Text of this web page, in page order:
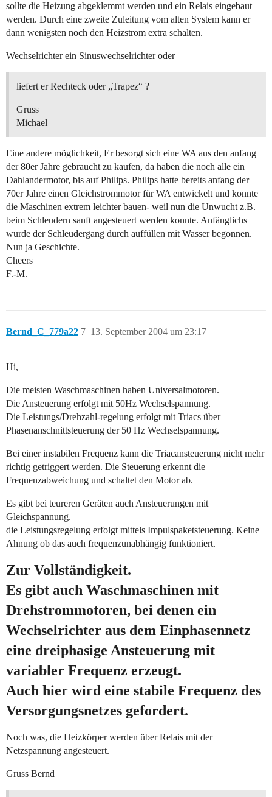
sollte die Heizung abgeklemmt werden und ein Relais eingebaut
werden. Durch eine zweite Zuleitung vom alten System kann er
dann wenigsten noch den Heizstrom extra schalten.
Wechselrichter ein Sinuswechselrichter oder
liefert er Rechteck oder „Trapez“ ?
Gruss
Michael
Eine andere möglichkeit, Er besorgt sich eine WA aus den anfang
der 80er Jahre gebraucht zu kaufen, da haben die noch alle ein
Dahlandermotor, bis auf Philips. Philips hatte bereits anfang der
70er Jahre einen Gleichstrommotor für WA entwickelt und konnte
die Maschinen extrem leichter bauen- weil nun die Unwucht z.B.
beim Schleudern sanft angesteuert werden konnte. Anfänglichs
wurde der Schleudergang durch auffüllen mit Wasser begonnen.
Nun ja Geschichte.
Cheers
F.-M.
Bernd_C_779a22 13. September 2004 um 23:17
7
Hi,
Die meisten Waschmaschinen haben Universalmotoren.
Die Ansteuerung erfolgt mit 50Hz Wechselspannung.
Die Leistungs/Drehzahl-regelung erfolgt mit Triacs über
Phasenanschnittsteuerung der 50 Hz Wechselspannung.
Bei einer instabilen Frequenz kann die Triacansteuerung nicht mehr
richtig getriggert werden. Die Steuerung erkennt die
Frequenzabweichung und schaltet den Motor ab.
Es gibt bei teureren Geräten auch Ansteuerungen mit
Gleichspannung.
die Leistungsregelung erfolgt mittels Impulspaketsteuerung. Keine
Ahnung ob das auch frequenzunabhängig funktioniert.
Zur Vollständigkeit.
Es gibt auch Waschmaschinen mit
Drehstrommotoren, bei denen ein
Wechselrichter aus dem Einphasennetz
eine dreiphasige Ansteuerung mit
variabler Frequenz erzeugt.
Auch hier wird eine stabile Frequenz des
Versorgungsnetzes gefordert.
Noch was, die Heizkörper werden über Relais mit der
Netzspannung angesteuert.
Gruss Bernd